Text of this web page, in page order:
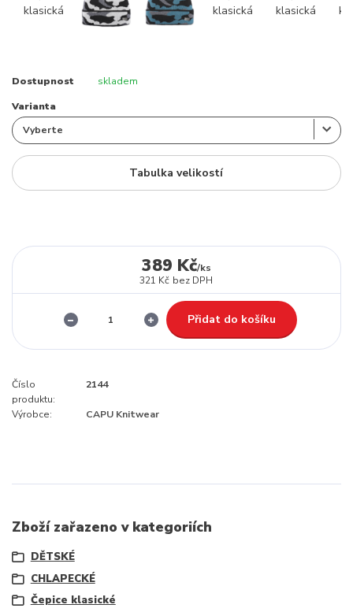
Dostupnost skladem
Varianta
Tabulka velikostí
389 Kč/ks
321 Kč bez DPH
Přidat do košíku
Číslo
produktu:
2144
Výrobce: CAPU Knitwear
Zboží zařazeno v kategoriích
DĚTSKÉ
CHLAPECKÉ
Čepice klasické